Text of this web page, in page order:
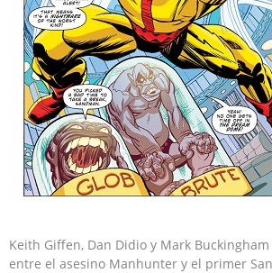
Keith Giffen, Dan Didio y Mark
entre el asesino Manhunter y el primer